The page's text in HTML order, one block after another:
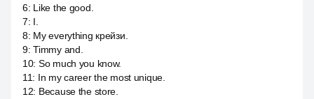
6: Like the good.
7: I.
8: My everything крейзи.
9:Timmy and.
10: So much you know.
11: In my career the most unique.
12: Because the store.